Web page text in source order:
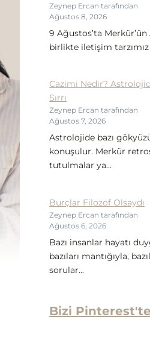
Zeynep Ercan tarafından
Ağustos 8, 2026
9 Ağustos’ta
birlikte iletişim tarzımız
Cazimi Nedir?
Sırrı
Zeynep Ercan tarafından
Ağustos 7, 2026
Astrolojide bazı
konuşulur. Merkür
tutulmalar ya...
Burçlar Filozof Olsaydı
Zeynep Ercan tarafından
Ağustos 6, 2026
Bazı insanlar hayatı
bazıları mantığıyla,
sorular...
Bizi